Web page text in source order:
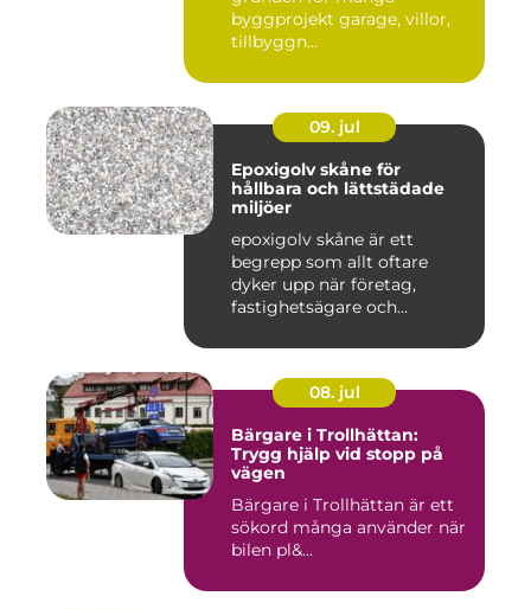
byggprojekt garage, villor,
tillbyggn...
09. jul
Epoxigolv skåne för
hållbara och lättstädade
miljöer
epoxigolv skåne är ett
begrepp som allt oftare
dyker upp när företag,
fastighetsägare och
08. jul
Bärgare i Trollhättan:
Trygg hjälp vid stopp på
vägen
Bärgare i Trollhättan är ett
sökord många använder när
bilen pl&...